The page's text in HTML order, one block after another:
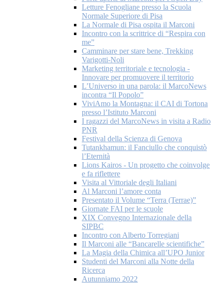
Letture Fenogliane presso la Scuola
Normale Superiore di Pisa
La Normale di Pisa ospita il Marconi
Incontro con la scrittrice di “Respira con
me”
Camminare per stare bene, Trekking
Varigotti-Noli
Marketing territoriale e tecnologia -
Innovare per promuovere il territorio
L’Universo in una parola: il MarcoNews
incontra “Il Popolo”
ViviAmo la Montagna: il CAI di Tortona
presso l’Istituto Marconi
I ragazzi del MarcoNews in visita a Radio
PNR
Festival della Scienza di Genova
Tutankhamun: il Fanciullo che conquistò
l’Eternità
Lions Kairos - Un progetto che coinvolge
e fa riflettere
Visita al Vittoriale degli Italiani
Al Marconi l’amore conta
Presentato il Volume “Terra (Terrae)”
Giornate FAI per le scuole
XIX Convegno Internazionale della
SIPBC
Incontro con Alberto Torregiani
Il Marconi alle “Bancarelle scientifiche”
La Magia della Chimica all’UPO Junior
Studenti del Marconi alla Notte della
Ricerca
Autunniamo 2022